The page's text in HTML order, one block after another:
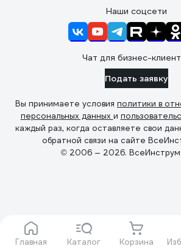
Главная Каталог Корзина
Наши соцсети
Чат для бизнес-
Подать заявку
Вы принимаете условия политики в
персональных данных и
каждый раз, когда оставляете свои
обратной связи на сайте
© 2006 — 2026.